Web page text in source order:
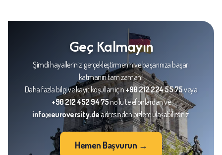
Geç Kalmayın
Şimdi hayallerinizi gerçekleştirmenin ve başarınıza başarı
katmanın tam zamanı!
Daha fazla bilgi ve kayıt koşulları için+90 212 224 55 75veya
+90 212 452 94 75 no'lu telefonlardan ve
info@euroversity.deadresinden bizlere ulaşabilirsiniz.
Hemen Başvurun →